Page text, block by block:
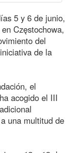
5 y 6 de junio,
Częstochowa,
del
de la
el
acogido el III
una multitud de